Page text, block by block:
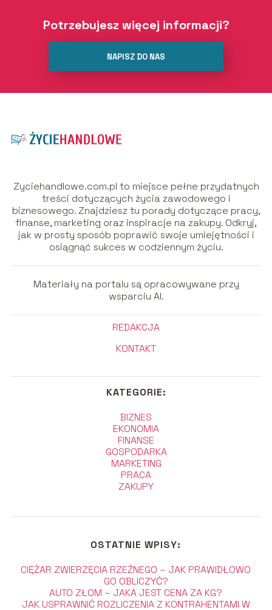
Potrzebujesz więcej informacji?
NAPISZ DO NAS
Zyciehandlowe.com.pl to miejsce pełne przydatnych
treści dotyczących życia zawodowego i
biznesowego. Znajdziesz tu porady dotyczące pracy,
finanse, marketing oraz inspiracje na zakupy. Odkryj,
jak w prosty sposób poprawić swoje umiejętności i
osiągnąć sukces w codziennym życiu.
Materiały na portalu są opracowywane przy
wsparciu AI.
REDAKCJA
KONTAKT
KATEGORIE:
BIZNES
EKONOMIA
FINANSE
GOSPODARKA
MARKETING
PRACA
ZAKUPY
OSTATNIE WPISY:
CIĘŻAR ZWIERZĘCIA RZEŹNEGO – JAK PRAWIDŁOWO
GO OBLICZYĆ?
AUTO ZŁOM – JAKA JEST CENA ZA KG?
JAK USPRAWNIĆ ROZLICZENIA Z KONTRAHENTAMI W